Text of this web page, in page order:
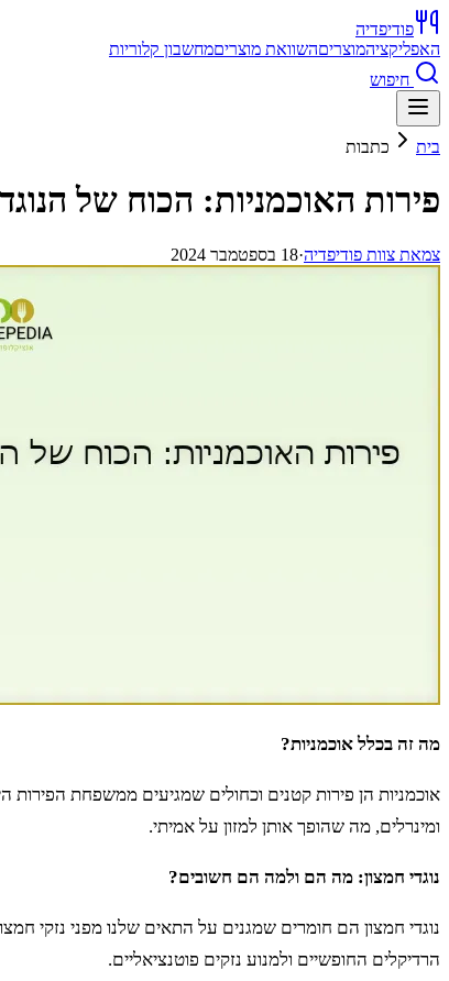
פודיפדיה
האפליקציהמוצריםהשוואת מוצריםמחשבון קלוריות
חיפוש
בית כתבות
פירות האוכמניות: הכוח של
צמאת צוות פודיפדיה·18 בספטמבר 2024
מה זה בכלל אוכמניות?
אוכמניות הן פירות קטנים וכחולים שמגיעים ממשפחת הפירות
ומינרלים, מה שהופך אותן למזון על אמיתי.
נוגדי חמצון: מה הם ולמה הם חשובים?
הרדיקלים החופשיים ולמנוע נזקים פוטנציאליים.